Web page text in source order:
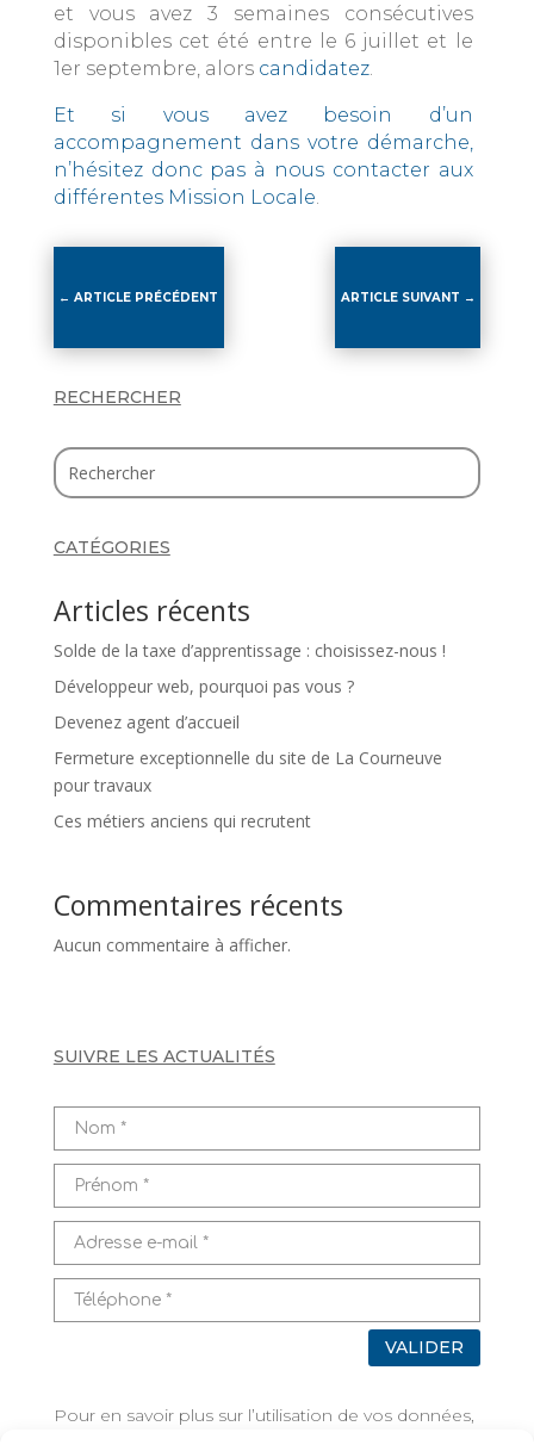
et vous avez 3 semaines consécutives
disponibles cet été entre le 6 juillet et le
1er septembre, alors candidatez.
Et si vous avez besoin d’un
accompagnement dans votre démarche,
n’hésitez donc pas à nous contacter aux
différentes Mission Locale.
←ARTICLE PRÉCÉDENT ARTICLE SUIVANT →
RECHERCHER
CATÉGORIES
Articles récents
Solde de la taxe d’apprentissage : choisissez-nous !
Développeur web, pourquoi pas vous ?
Devenez agent d’accueil
Fermeture exceptionnelle du site de La Courneuve
pour travaux
Ces métiers anciens qui recrutent
Commentaires récents
Aucun commentaire à afficher.
SUIVRE LES ACTUALITÉS
VALIDER
Pour en savoir plus sur l’utilisation de vos données,